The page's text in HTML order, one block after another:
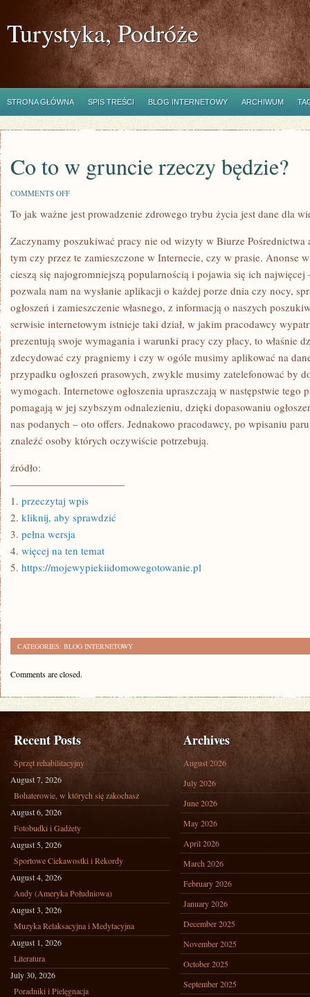
Turystyka, Podróże
STRONA GŁÓWNA SPIS TREŚCI BLOG INTERNETOWY ARCHIWUM
Co to w gruncie rzeczy będzie?
COMMENTS OFFON
TO
W
RZECZY
BĘDZIE?
To jak ważne jest prowadzenie zdrowego trybu życia jest dane dla
Zaczynamy poszukiwać pracy nie od wizyty w Biurze Pośrednictwa
tym czy przez te zamieszczone w Internecie, czy w prasie. Anonse
cieszą się najogromniejszą popularnością i pojawia się ich najwięcej
pozwala nam na wysłanie aplikacji o każdej porze dnia czy nocy,
ogłoszeń i zamieszczenie własnego, z informacją o naszych
serwisie internetowym istnieje taki dział, w jakim pracodawcy
prezentują swoje wymagania i warunki pracy czy płacy, to właśnie
zdecydować czy pragniemy i czy w ogóle musimy aplikować na
przypadku ogłoszeń prasowych, zwykle musimy zatelefonować by
wymogach. Internetowe ogłoszenia upraszczają w następstwie tego
pomagają w jej szybszym odnalezieniu, dzięki dopasowaniu
nas podanych – oto offers. Jednakowo pracodawcy, po wpisaniu
znaleźć osoby których oczywiście potrzebują.
źródło:
———————————
1. przeczytaj wpis
2. kliknij, aby sprawdzić
3. pełna wersja
4. więcej na ten temat
5. https://mojewypiekiidomowegotowanie.pl
CATEGORIES: BLOG INTERNETOWY
Comments are closed.
Recent Posts
Sprzęt rehabilitacyjny
August 7, 2026
Bohaterowie, w których się zakochasz
August 6, 2026
Fotobudki i Gadżety
August 5, 2026
Sportowe Ciekawostki i Rekordy
August 4, 2026
Andy (Ameryka Południowa)
August 3, 2026
Muzyka Relaksacyjna i Medytacyjna
August 1, 2026
Literatura
July 30, 2026
Poradniki i Pielęgnacja
Archives
August 2026
July 2026
June 2026
May 2026
April 2026
March 2026
February 2026
January 2026
December 2025
November 2025
October 2025
September 2025